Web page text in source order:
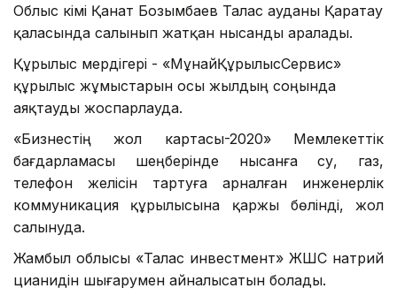
Облыс әкімі Қанат Бозымбаев Талас ауданы Қаратау
қаласында салынып жатқан нысанды аралады.
Құрылыс мердігері - «МұнайҚұрылысСервис»
құрылыс жұмыстарын осы жылдың соңында
аяқтауды жоспарлауда.
«Бизнестің жол картасы-2020» Мемлекеттік
бағдарламасы шеңберінде нысанға су, газ,
телефон желісін тартуға арналған инженерлік
коммуникация құрылысына қаржы бөлінді, жол
салынуда.
Жамбыл облысы «Талас инвестмент» ЖШС натрий
цианидін шығарумен айналысатын болады.